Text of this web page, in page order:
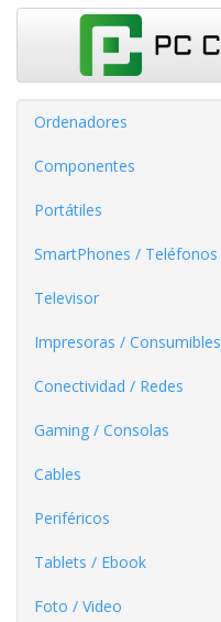
Ordenadores
Componentes
Portátiles
SmartPhones / Teléfonos
Televisor
Impresoras / Consumibles
Conectividad / Redes
Gaming / Consolas
Cables
Periféricos
Tablets / Ebook
Foto / Video